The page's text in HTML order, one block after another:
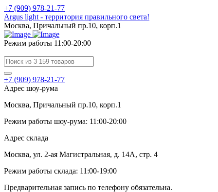
+7 (909) 978-21-77
Argus light - территория правильного света!
Москва, Причальный пр.10, корп.1
Режим работы 11:00-20:00
+7 (909) 978-21-77
Адрес шоу-рума
Москва, Причальный пр.10, корп.1
Режим работы шоу-рума: 11:00-20:00
Адрес склада
Москва, ул. 2-ая Магистральная, д. 14А, стр. 4
Режим работы склада: 11:00-19:00
Предварительная запись по телефону обязательна.